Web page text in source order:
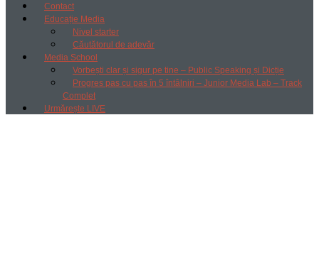
Contact
Educație Media
Nivel starter
Căutătorul de adevăr
Media School
Vorbești clar și sigur pe tine – Public Speaking și Dicție
Progres pas cu pas în 5 întâlniri – Junior Media Lab – Track
Complet
Urmărește LIVE